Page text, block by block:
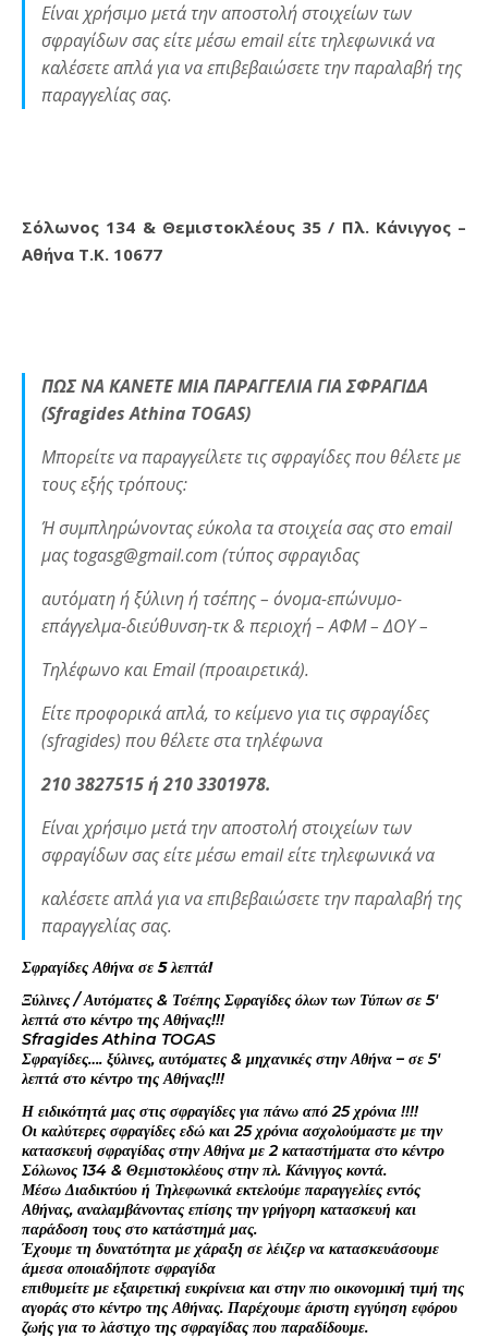
Είναι χρήσιμο μετά την αποστολή στοιχείων των
σφραγίδων σας είτε μέσω email είτε τηλεφωνικά να
καλέσετε απλά για να επιβεβαιώσετε την παραλαβή της
παραγγελίας σας.
Σόλωνος 134 & Θεμιστοκλέους 35 / Πλ. Κάνιγγος –
Αθήνα Τ.Κ. 10677
ΠΩΣ ΝΑ ΚΑΝΕΤΕ ΜΙΑ ΠΑΡΑΓΓΕΛΙΑ ΓΙΑ ΣΦΡΑΓΙΔΑ
(Sfragides Athina TOGAS)
Μπορείτε να παραγγείλετε τις σφραγίδες που θέλετε με
τους εξής τρόπους:
Ή συμπληρώνοντας εύκολα τα στοιχεία σας στο email
μας togasg@gmail.com (τύπος σφραγιδας
αυτόματη ή ξύλινη ή τσέπης – όνομα-επώνυμο-
επάγγελμα-διεύθυνση-τκ & περιοχή – ΑΦΜ – ΔΟΥ –
Τηλέφωνο και Email (προαιρετικά).
Είτε προφορικά απλά, το κείμενο για τις σφραγίδες
(sfragides) που θέλετε στα τηλέφωνα
210 3827515 ή 210 3301978.
Είναι χρήσιμο μετά την αποστολή στοιχείων των
σφραγίδων σας είτε μέσω email είτε τηλεφωνικά να
καλέσετε απλά για να επιβεβαιώσετε την παραλαβή της
παραγγελίας σας.
Σφραγίδες Αθήνα σε 5 λεπτά!
Ξύλινες / Αυτόματες & Τσέπης Σφραγίδες όλων των Τύπων σε 5′
λεπτά στο κέντρο της Αθήνας!!!
Sfragides Athina TOGAS
Σφραγίδες…. ξύλινες, αυτόματες & μηχανικές στην Αθήνα – σε 5′
λεπτά στο κέντρο της Αθήνας!!!
Η ειδικότητά μας στις σφραγίδες για πάνω από 25 χρόνια !!!!
Οι καλύτερες σφραγίδες εδώ και 25 χρόνια ασχολούμαστε με την
κατασκευή σφραγίδας στην Αθήνα με 2 καταστήματα στο κέντρο
Σόλωνος 134 & Θεμιστοκλέους στην πλ. Κάνιγγος κοντά.
Μέσω Διαδικτύου ή Τηλεφωνικά εκτελούμε παραγγελίες εντός
Αθήνας, αναλαμβάνοντας επίσης την γρήγορη κατασκευή και
παράδοση τους στο κατάστημά μας.
Έχουμε τη δυνατότητα με χάραξη σε λέιζερ να κατασκευάσουμε
άμεσα οποιαδήποτε σφραγίδα
επιθυμείτε με εξαιρετική ευκρίνεια και στην πιο οικονομική τιμή της
αγοράς στο κέντρο της Αθήνας. Παρέχουμε άριστη εγγύηση εφόρου
ζωής για το λάστιχο της σφραγίδας που παραδίδουμε.